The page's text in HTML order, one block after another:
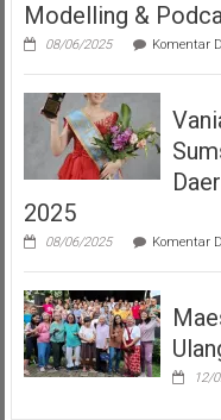
Modelling &
08/06/2025 Komentar
2025
08/06/2025 Komentar
12/